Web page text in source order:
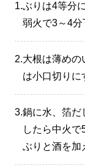
1.ぶりは4等分
弱火で3～4分
2.大根は薄めの
は小口切りに
3.鍋に水、箔だ
したら中火で
ぶりと酒を加